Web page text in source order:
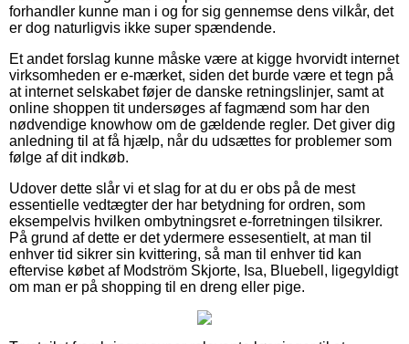
forhandler kunne man i og for sig gennemse dens vilkår, det
er dog naturligvis ikke super spændende.
Et andet forslag kunne måske være at kigge hvorvidt internet
virksomheden er e-mærket, siden det burde være et tegn på
at internet selskabet føjer de danske retningslinjer, samt at
online shoppen tit undersøges af fagmænd som har den
nødvendige knowhow om de gældende regler. Det giver dig
anledning til at få hjælp, når du udsættes for problemer som
følge af dit indkøb.
Udover dette slår vi et slag for at du er obs på de mest
essentielle vedtægter der har betydning for ordren, som
eksempelvis hvilken ombytningsret e-forretningen tilsikrer.
På grund af dette er det ydermere essesentielt, at man til
enhver tid sikrer sin kvittering, så man til enhver tid kan
eftervise købet af Modström Skjorte, Isa, Bluebell, ligegyldigt
om man er på shopping til en dreng eller pige.